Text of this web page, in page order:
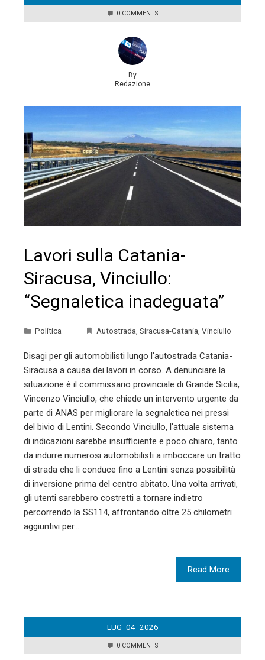
0 COMMENTS
By
Redazione
Lavori sulla Catania-
Siracusa, Vinciullo:
“Segnaletica inadeguata”
Politica Autostrada, Siracusa-Catania, Vinciullo
Disagi per gli automobilisti lungo l'autostrada Catania-
Siracusa a causa dei lavori in corso. A denunciare la
situazione è il commissario provinciale di Grande Sicilia,
Vincenzo Vinciullo, che chiede un intervento urgente da
parte di ANAS per migliorare la segnaletica nei pressi
del bivio di Lentini. Secondo Vinciullo, l'attuale sistema
di indicazioni sarebbe insufficiente e poco chiaro, tanto
da indurre numerosi automobilisti a imboccare un tratto
di strada che li conduce fino a Lentini senza possibilità
di inversione prima del centro abitato. Una volta arrivati,
gli utenti sarebbero costretti a tornare indietro
percorrendo la SS114, affrontando oltre 25 chilometri
aggiuntivi per…
Read More
LUG 04 2026
0 COMMENTS